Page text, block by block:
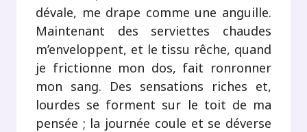
dévale, me drape comme une anguille.
Maintenant des serviettes chaudes
m’enveloppent, et le tissu rêche, quand
je frictionne mon dos, fait ronronner
mon sang. Des sensations riches et,
lourdes se forment sur le toit de ma
pensée ; la journée coule et se déverse